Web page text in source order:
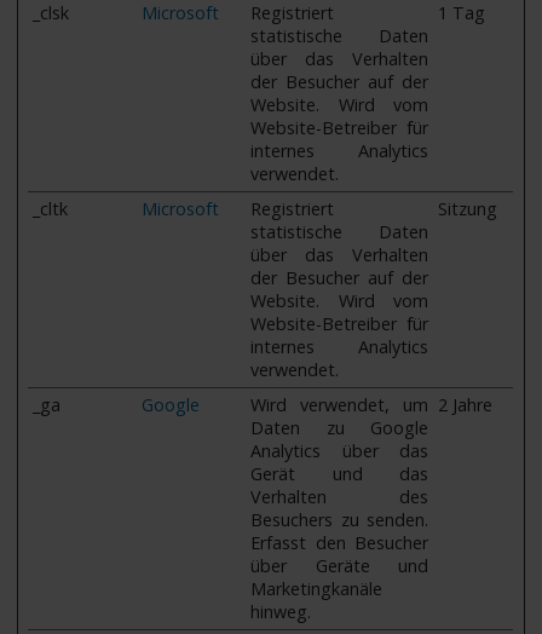
_clsk Microsoft
Registriert
statistische Daten
über das Verhalten
der Besucher auf der
Website. Wird vom
Website-Betreiber für
internes Analytics
verwendet.
1 Tag
_cltk Microsoft
Registriert
statistische Daten
über das Verhalten
der Besucher auf der
Website. Wird vom
Website-Betreiber für
internes Analytics
verwendet.
Sitzung
_ga Google
Wird verwendet, um
Daten zu Google
Analytics über das
Gerät und das
Verhalten des
Besuchers zu senden.
Erfasst den Besucher
über Geräte und
Marketingkanäle
hinweg.
2 Jahre